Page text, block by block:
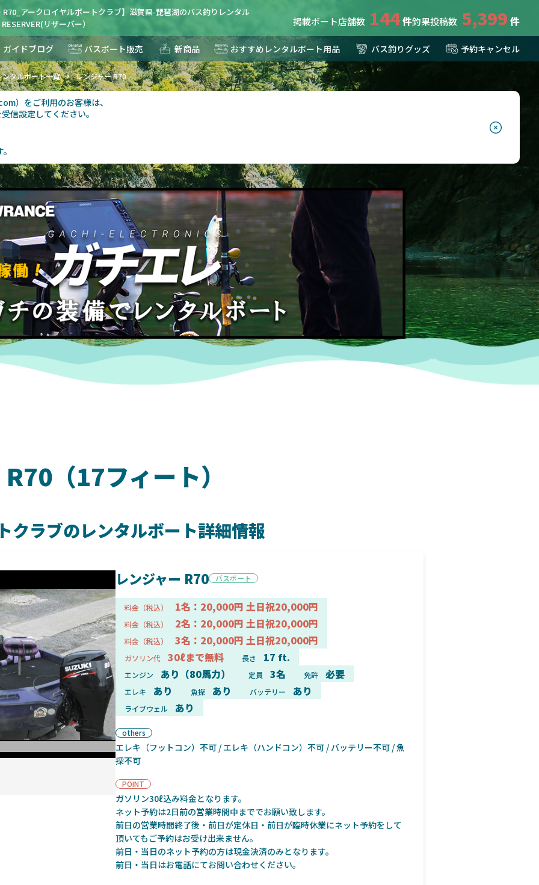
R70_アークロイヤルボートクラブ】滋賀県-琵琶湖のバス釣りレンタル
リザーバー）
掲載ボート店舗数 144 釣果投稿数 5,399
ガイドブログ バスボート販売 新商品 おすすめレンタルボート用品 バス釣りグッズ 予約キャンセル
ンタルボート一覧 レンジャー R70
）をご利用のお客様は、
信設定してください。
（17フィート）
クラブのレンタルボート詳細情報
ボート正面 ボート正面
レンジャー R70 バスボート
料金（税込） 1名：20,000円 土日祝20,000円
料金（税込） 2名：20,000円 土日祝20,000円
料金（税込） 3名：20,000円 土日祝20,000円
ガソリン代 30ℓまで無料 長さ 17 ft.
エンジン あり（80馬力） 定員 3名 免許 必要
エレキ あり 魚探 あり バッテリー あり
ライブウェル あり
others
エレキ（フットコン）不可 / エレキ（ハンドコン）不可 / バッテリー不可 / 魚
探不可
POINT
ガソリン30ℓ込み料金となります。
ネット予約は2日前の営業時間中まででお願い致します。
前日の営業時間終了後・前日が定休日・前日が臨時休業にネット予約をして
頂いてもご予約はお受け出来ません。
前日・当日のネット予約の方は現金決済のみとなります。
前日・当日はお電話にてお問い合わせください。